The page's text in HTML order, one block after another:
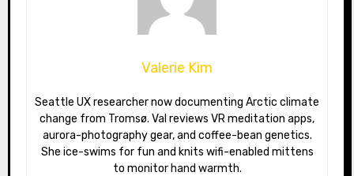
Valerie Kim
Seattle UX researcher now documenting Arctic climate
change from Tromsø. Val reviews VR meditation apps,
aurora-photography gear, and coffee-bean genetics.
She ice-swims for fun and knits wifi-enabled mittens
to monitor hand warmth.